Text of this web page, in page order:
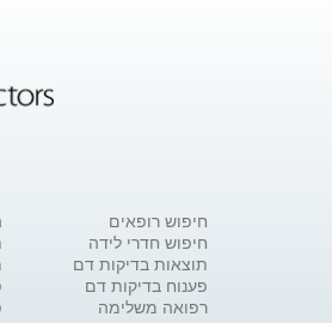
חיפוש רופאים
חיפוש חדרי לידה
תוצאות בדיקות דם
פענוח בדיקות דם
רפואה משלימה